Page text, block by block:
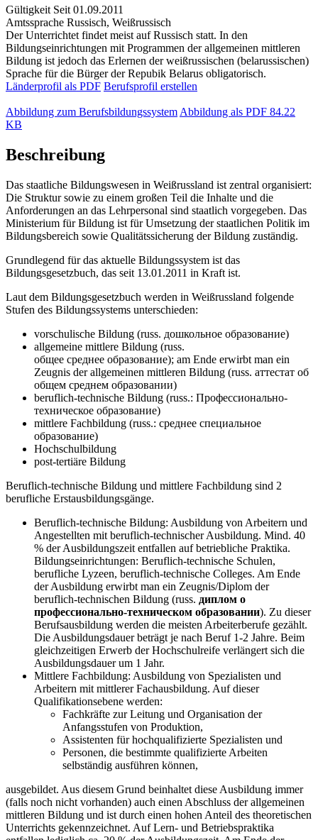
Gültigkeit Seit 01.09.2011
Amtssprache Russisch, Weißrussisch
Der Unterrichtet findet meist auf Russisch statt. In den
Bildungseinrichtungen mit Programmen der allgemeinen mittleren
Bildung ist jedoch das Erlernen der weißrussischen (belarussischen)
Sprache für die Bürger der Repubik Belarus obligatorisch.
Länderprofil als PDF Berufsprofil erstellen
Abbildung zum Berufsbildungssystem Abbildung als PDF 84.22
KB
Beschreibung
Das staatliche Bildungswesen in Weißrussland ist zentral organisiert:
Die Struktur sowie zu einem großen Teil die Inhalte und die
Anforderungen an das Lehrpersonal sind staatlich vorgegeben. Das
Ministerium für Bildung ist für Umsetzung der staatlichen Politik im
Bildungsbereich sowie Qualitätssicherung der Bildung zuständig.
Grundlegend für das aktuelle Bildungssystem ist das
Bildungsgesetzbuch, das seit 13.01.2011 in Kraft ist.
Laut dem Bildungsgesetzbuch werden in Weißrussland folgende
Stufen des Bildungssystems unterschieden:
vorschulische Bildung (russ. дошкольное образование)
allgemeine mittlere Bildung (russ.
общее среднее образование); am Ende erwirbt man ein
Zeugnis der allgemeinen mittleren Bildung (russ. аттестат об
общем среднем образовании)
beruflich-technische Bildung (russ.: Профессионально-
техническое образование)
mittlere Fachbildung (russ.: среднее специальное
образование)
Hochschulbildung
post-tertiäre Bildung
Beruflich-technische Bildung und mittlere Fachbildung sind 2
berufliche Erstausbildungsgänge.
Beruflich-technische Bildung: Ausbildung von Arbeitern und
Angestellten mit beruflich-technischer Ausbildung. Mind. 40
% der Ausbildungszeit entfallen auf betriebliche Praktika.
Bildungseinrichtungen: Beruflich-technische Schulen,
berufliche Lyzeen, beruflich-technische Colleges. Am Ende
der Ausbildung erwirbt man ein Zeugnis/Diplom der
beruflich-technischen Bildung (russ. диплом о
профессионально-техническом образовании). Zu dieser
Berufsausbildung werden die meisten Arbeiterberufe gezählt.
Die Ausbildungsdauer beträgt je nach Beruf 1-2 Jahre. Beim
gleichzeitigen Erwerb der Hochschulreife verlängert sich die
Ausbildungsdauer um 1 Jahr.
Mittlere Fachbildung: Ausbildung von Spezialisten und
Arbeitern mit mittlerer Fachausbildung. Auf dieser
Qualifikationsebene werden:
Fachkräfte zur Leitung und Organisation der
Anfangsstufen von Produktion,
Assistenten für hochqualifizierte Spezialisten und
Personen, die bestimmte qualifizierte Arbeiten
selbständig ausführen können,
ausgebildet. Aus diesem Grund beinhaltet diese Ausbildung immer
(falls noch nicht vorhanden) auch einen Abschluss der allgemeinen
mittleren Bildung und ist durch einen hohen Anteil des theoretischen
Unterrichts gekennzeichnet. Auf Lern- und Betriebspraktika